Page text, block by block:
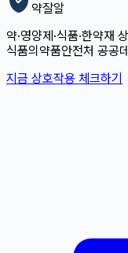
약잘알
약·영양제·식품·한약재
식품의약품안전처 공공
지금 상호작용 체크하기